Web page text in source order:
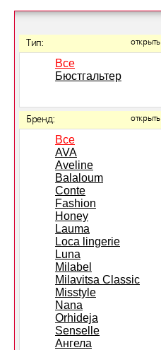
Тип: открыть
Все
Бюстгальтер
Бренд: открыть
Все
AVA
Aveline
Balaloum
Conte
Fashion
Honey
Lauma
Loca lingerie
Luna
Milabel
Milavitsa Classic
Misstyle
Nana
Orhideja
Senselle
Ангела